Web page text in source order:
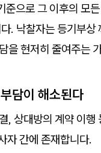
준으로 그 이후의 모
. 낙찰자는 등기부상
을 현저히 줄여주는
담이 해소된다
, 상대방의 계약 이
자 간에 존재합니다.